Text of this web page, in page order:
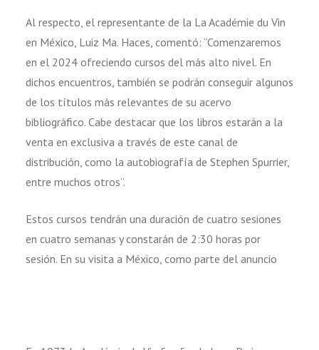
Al respecto, el representante de la La Académie du Vin
en México, Luiz Ma. Haces, comentó: “Comenzaremos
en el 2024 ofreciendo cursos del más alto nivel. En
dichos encuentros, también se podrán conseguir algunos
de los títulos más relevantes de su acervo
bibliográfico. Cabe destacar que los libros estarán a la
venta en exclusiva a través de este canal de
distribución, como la autobiografía de Stephen Spurrier,
entre muchos otros”.
Estos cursos tendrán una duración de cuatro sesiones
en cuatro semanas y constarán de 2:30 horas por
sesión. En su visita a México, como parte del anuncio